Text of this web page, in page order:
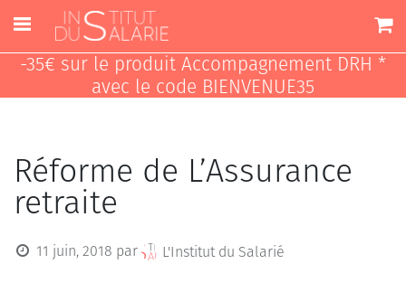
-35€ sur le produit Accompagnement DRH *
avec le code BIENVENUE35
Réforme de L’Assurance
retraite
11 juin, 2018 par L'Institut du Salarié